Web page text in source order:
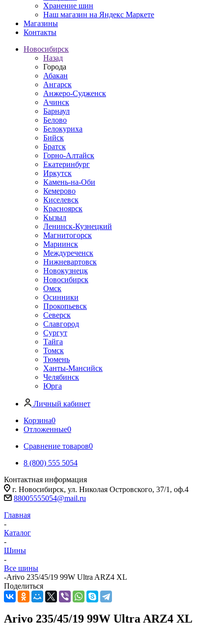
Хранение шин
Наш магазин на Яндекс Маркете
Магазины
Контакты
Новосибирск
Назад
Города
Абакан
Ангарск
Анжеро-Судженск
Ачинск
Барнаул
Белово
Белокуриха
Бийск
Братск
Горно-Алтайск
Екатеринбург
Иркутск
Камень-на-Оби
Кемерово
Киселевск
Красноярск
Кызыл
Ленинск-Кузнецкий
Магнитогорск
Мариинск
Междуреченск
Нижневартовск
Новокузнецк
Новосибирск
Омск
Осинники
Прокопьевск
Северск
Славгород
Сургут
Тайга
Томск
Тюмень
Ханты-Мансийск
Челябинск
Юрга
Личный кабинет
Корзина0
Отложенные0
Сравнение товаров0
8 (800) 555 5054
Контактная информация
г. Новосибирск, ул. Николая Островского, 37/1, оф.4
88005555054@mail.ru
Главная
-
Каталог
-
Шины
-
Все шины
-Arivo 235/45/19 99W Ultra ARZ4 XL
Поделиться
Arivo 235/45/19 99W Ultra ARZ4 XL